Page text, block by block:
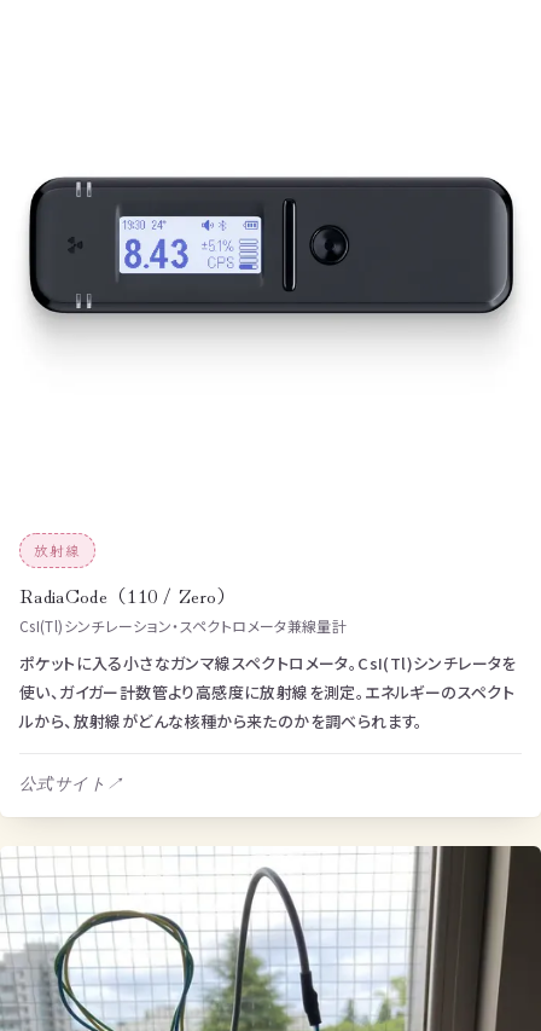
放射線
RadiaCode（110 / Zero）
CsI(Tl)シンチレーション・スペクトロメータ兼線量計
ポケットに入る小さなガンマ線スペクトロメータ。CsI(Tl)シンチレータを
使い、ガイガー計数管より高感度に放射線を測定。エネルギーのスペクト
ルから、放射線がどんな核種から来たのかを調べられます。
公式サイト ↗